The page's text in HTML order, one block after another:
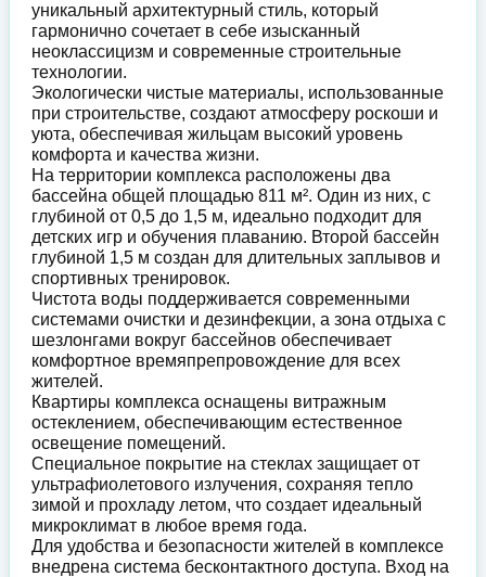
уникальный архитектурный стиль, который
гармонично сочетает в себе изысканный
неоклассицизм и современные строительные
технологии.
Экологически чистые материалы, использованные
при строительстве, создают атмосферу роскоши и
уюта, обеспечивая жильцам высокий уровень
комфорта и качества жизни.
На территории комплекса расположены два
бассейна общей площадью 811 м². Один из них, с
глубиной от 0,5 до 1,5 м, идеально подходит для
детских игр и обучения плаванию. Второй бассейн
глубиной 1,5 м создан для длительных заплывов и
спортивных тренировок.
Чистота воды поддерживается современными
системами очистки и дезинфекции, а зона отдыха с
шезлонгами вокруг бассейнов обеспечивает
комфортное времяпрепровождение для всех
жителей.
Квартиры комплекса оснащены витражным
остеклением, обеспечивающим естественное
освещение помещений.
Специальное покрытие на стеклах защищает от
ультрафиолетового излучения, сохраняя тепло
зимой и прохладу летом, что создает идеальный
микроклимат в любое время года.
Для удобства и безопасности жителей в комплексе
внедрена система бесконтактного доступа. Вход на